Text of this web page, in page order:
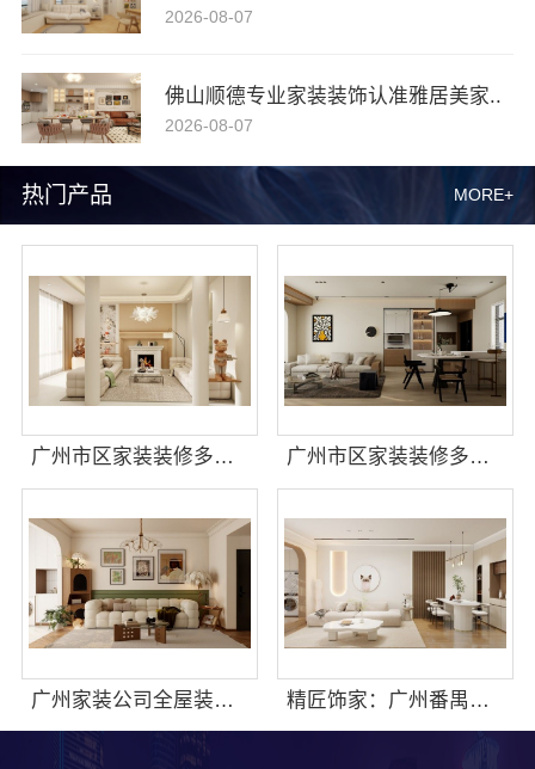
热门产品 MORE+
广州市区家装装修多少钱新房精匠饰家 广州市区家装装修多少钱新房？精匠饰家环保整装方案
广州家装公司全屋装修，精匠饰家一站式整装服务 精匠饰家：广州番禺新房家装装修多少钱
2026-08-07
佛山顺德专业家装装饰认准雅居美家..
2026-08-07